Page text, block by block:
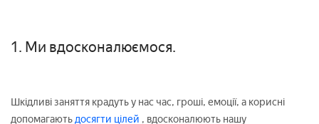
1. Ми вдосконалюємося.
Шкідливі заняття крадуть у нас час, гроші, емоції, а корисні
допомагаютьдосягти цілей , вдосконалюють нашу